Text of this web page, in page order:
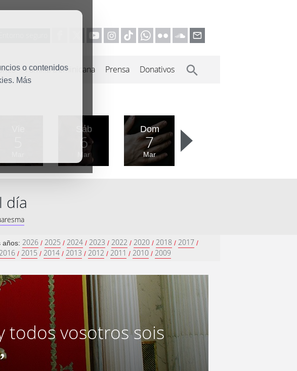
o contenidos
Más
Familia Dominicana Prensa Donativos
Sáb
6
Mar
Dom
7
Mar
día
años: 2026 / 2025 / 2024 / 2023 / 2022 / 2020 / 2018 / 2017 /
2016 / 2015 / 2014 / 2013 / 2012 / 2011 / 2010 / 2009
todos vosotros sois